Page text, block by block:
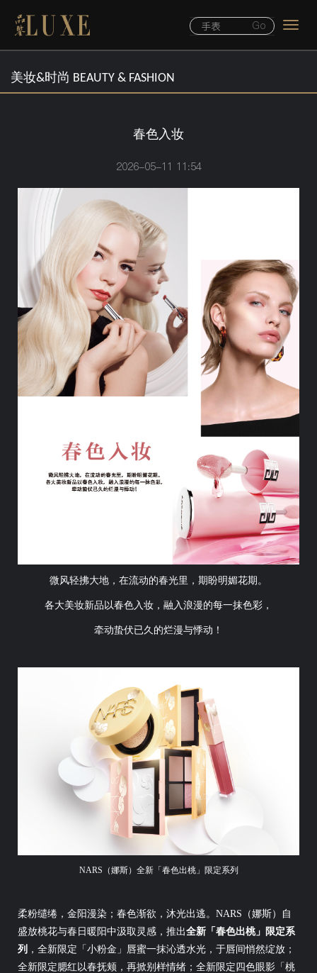
美妆&时尚 BEAUTY & FASHION
春色入妆
2026-05-11 11:54
微风轻拂大地，在流动的春光里，期盼明媚花期。
各大美妆新品以春色入妆，融入浪漫的每一抹色彩，
牵动蛰伏已久的烂漫与悸动！
NARS（娜斯）全新「春色出桃」限定系列
柔粉缱绻，金阳漫染；春色渐欲，沐光出逃。NARS（娜斯）自
盛放桃花与春日暖阳中汲取灵感，推出全新「春色出桃」限定系
列 ，全新限定「小粉金」唇蜜一抹沁透水光，于唇间悄然绽放；
全新限定腮红以春抚颊，再掀别样情绪；全新限定四色眼影「桃